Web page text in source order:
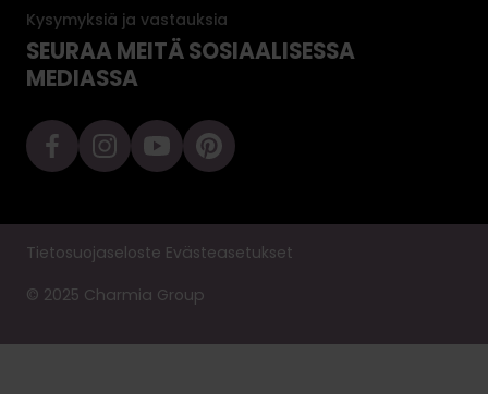
Kysymyksiä ja vastauksia
SEURAA MEITÄ SOSIAALISESSA
MEDIASSA
Tietosuojaseloste Evästeasetukset
© 2025 Charmia Group